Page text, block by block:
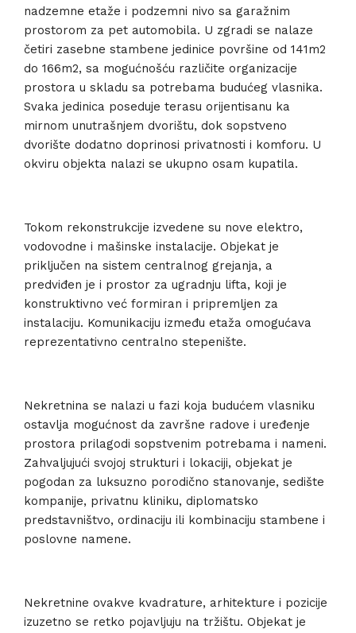
nadzemne etaže i podzemni nivo sa garažnim
prostorom za pet automobila. U zgradi se nalaze
četiri zasebne stambene jedinice površine od 141m2
do 166m2, sa mogućnošću različite organizacije
prostora u skladu sa potrebama budućeg vlasnika.
Svaka jedinica poseduje terasu orijentisanu ka
mirnom unutrašnjem dvorištu, dok sopstveno
dvorište dodatno doprinosi privatnosti i komforu. U
okviru objekta nalazi se ukupno osam kupatila.
Tokom rekonstrukcije izvedene su nove elektro,
vodovodne i mašinske instalacije. Objekat je
priključen na sistem centralnog grejanja, a
predviđen je i prostor za ugradnju lifta, koji je
konstruktivno već formiran i pripremljen za
instalaciju. Komunikaciju između etaža omogućava
reprezentativno centralno stepenište.
Nekretnina se nalazi u fazi koja budućem vlasniku
ostavlja mogućnost da završne radove i uređenje
prostora prilagodi sopstvenim potrebama i nameni.
Zahvaljujući svojoj strukturi i lokaciji, objekat je
pogodan za luksuzno porodično stanovanje, sedište
kompanije, privatnu kliniku, diplomatsko
predstavništvo, ordinaciju ili kombinaciju stambene i
poslovne namene.
Nekretnine ovakve kvadrature, arhitekture i pozicije
izuzetno se retko pojavljuju na tržištu. Objekat je